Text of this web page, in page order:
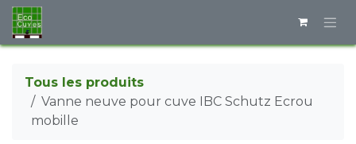
Se rendre au contenu
Tous les produits
Vanne neuve pour cuve IBC Schutz Ecrou
mobille